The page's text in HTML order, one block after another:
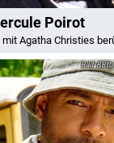
Poirot
mit Agatha Christies
BBC/